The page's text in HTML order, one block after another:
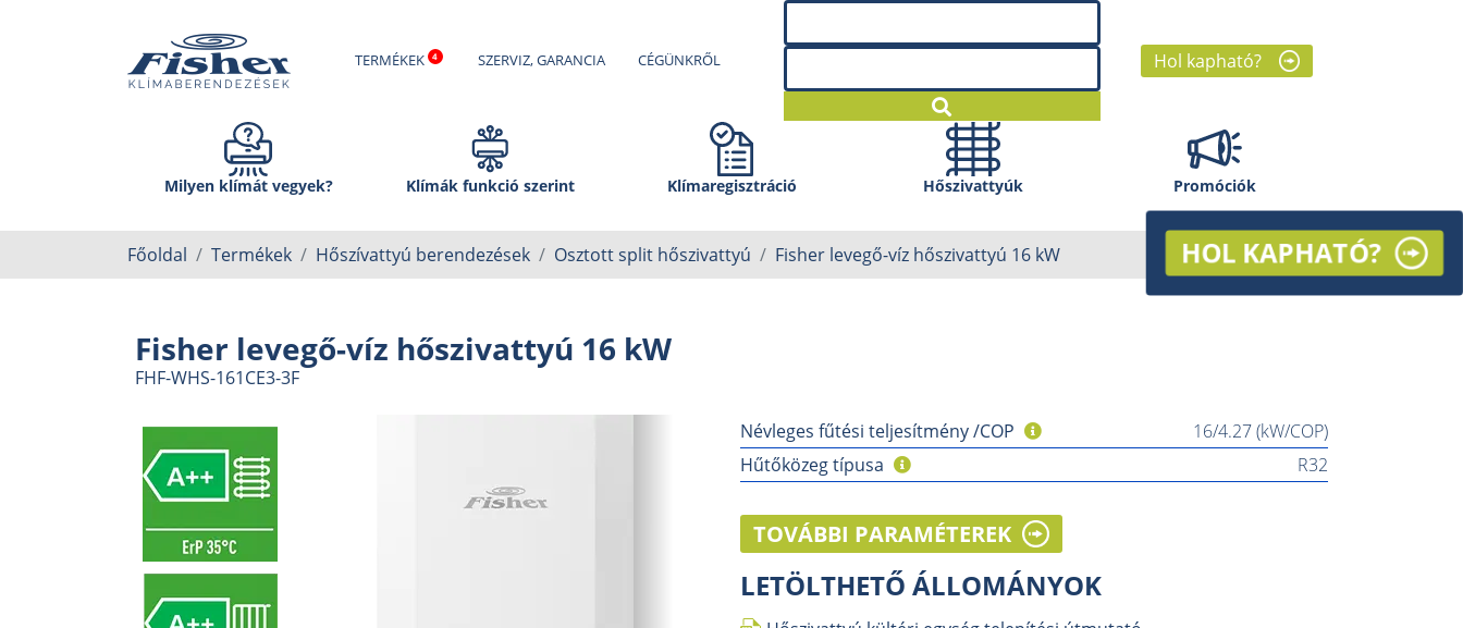
TERMÉKEK SZERVIZ, GARANCIA CÉGÜNKRŐL Hol kapható?
Milyen klímát vegyek? Klímák funkció szerint Klíma­regisztráció Hőszivattyúk Promóciók
Főoldal Termékek Hőszívattyú berendezések Osztott split hőszivattyú Fisher levegő-víz hőszivattyú 16 kW
Fisher levegő-víz hőszivattyú 16 kW
FHF-WHS-161CE3-3F
Hűtőközeg típusa R32
Névleges fűtési teljesítmény /COP 16/4.27 (kW/COP)
TOVÁBBI PARAMÉTEREK
LETÖLTHETŐ ÁLLOMÁNYOK
HOL KAPHATÓ?